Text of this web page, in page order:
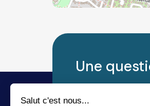
Une
Salut c'est nous...